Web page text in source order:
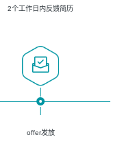
2个工作日内反馈简历
offer发放